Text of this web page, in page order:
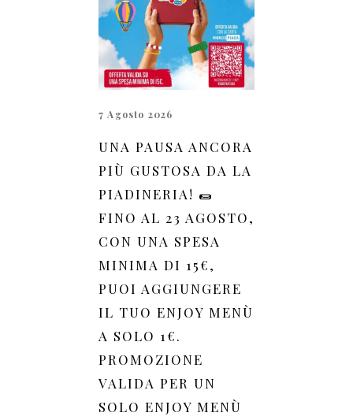
7 Agosto 2026
UNA PAUSA ANCORA
PIÙ GUSTOSA DA LA
PIADINERIA! 🌯
FINO AL 23 AGOSTO,
CON UNA SPESA
MINIMA DI 15€,
PUOI AGGIUNGERE
IL TUO ENJOY MENÙ
A SOLO 1€.
PROMOZIONE
VALIDA PER UN
SOLO ENJOY MENÙ